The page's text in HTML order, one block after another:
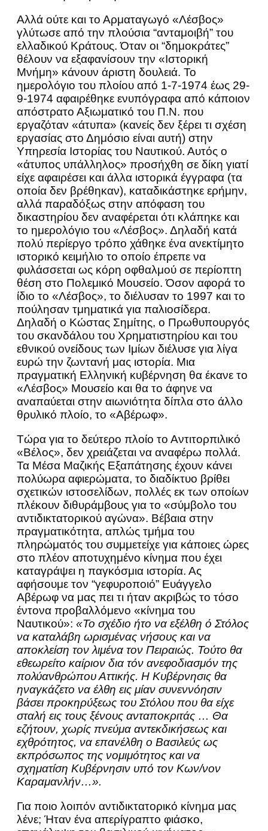
Αλλά ούτε και το Αρματαγωγό «Λέσβος»
γλύτωσε από την πλούσια “ανταμοιβή” του
ελλαδικού Κράτους. Όταν οι “δημοκράτες”
θέλουν να εξαφανίσουν την «Ιστορική
Μνήμη» κάνουν άριστη δουλειά. Το
ημερολόγιο του πλοίου από 1-7-1974 έως 29-
9-1974 αφαιρέθηκε ενυπόγραφα από κάποιον
απόστρατο Αξιωματικό του Π.Ν. που
εργαζόταν «άτυπα» (κανείς δεν ξέρει τι σχέση
εργασίας στο Δημόσιο είναι αυτή) στην
Υπηρεσία Ιστορίας του Ναυτικού. Αυτός ο
«άτυπος υπάλληλος» προσήχθη σε δίκη γιατί
είχε αφαιρέσει και άλλα ιστορικά έγγραφα (τα
οποία δεν βρέθηκαν), καταδικάστηκε ερήμην,
αλλά παραδόξως στην απόφαση του
δικαστηρίου δεν αναφέρεται ότι κλάπηκε και
το ημερολόγιο του «Λέσβος». Δηλαδή κατά
πολύ περίεργο τρόπο χάθηκε ένα ανεκτίμητο
ιστορικό κειμήλιο το οποίο έπρεπε να
φυλάσσεται ως κόρη οφθαλμού σε περίοπτη
θέση στο Πολεμικό Μουσείο. Όσον αφορά το
ίδιο το «Λέσβος», το διέλυσαν το 1997 και το
πούλησαν τμηματικά για παλιοσίδερα.
Δηλαδή ο Κώστας Σημίτης, ο Πρωθυπουργός
του σκανδάλου του Χρηματιστηρίου και του
εθνικού ονείδους των Ιμίων διέλυσε για λίγα
ευρώ την ζωντανή μας ιστορία. Μια
πραγματική Ελληνική κυβέρνηση θα έκανε το
«Λέσβος» Μουσείο και θα το άφηνε να
αναπαύεται στην αιωνιότητα δίπλα στο άλλο
θρυλικό πλοίο, το «Αβέρωφ».
Τώρα για το δεύτερο πλοίο το Αντιτορπιλικό
«Βέλος», δεν χρειάζεται να αναφέρω πολλά.
Τα Μέσα Μαζικής Εξαπάτησης έχουν κάνει
πολύωρα αφιερώματα, το διαδίκτυο βρίθει
σχετικών ιστοσελίδων, πολλές εκ των οποίων
πλέκουν διθυράμβους για το «σύμβολο του
αντιδικτατορικού αγώνα». Βέβαια στην
πραγματικότητα, απλώς τμήμα του
πληρώματός του συμμετείχε για κάποιες ώρες
στο πλέον αποτυχημένο κίνημα που έχει
καταγράψει η παγκόσμια ιστορία. Ας
αφήσουμε τον “γεφυροποιό” Ευάγγελο
Αβέρωφ να μας πει τι ήταν ακριβώς το τόσο
έντονα προβαλλόμενο «κίνημα του
Ναυτικού»: «Το σχέδιο ήτο να εξέλθη ό Στόλος
να καταλάβη ωρισμένας νήσους και να
αποκλείση τον λιμένα τον Πειραιώς. Τούτο θα
εθεωρείτο καίριον δια τόν ανεφοδιασμόν της
πολύανθρώπου Αττικής. Η Κυβέρνησις θα
ηναγκάζετο να έλθη εις μίαν συνεννόησιν
βάσει προκηρύξεως του Στόλου που θα είχε
σταλή εις τους ξένους ανταποκριτάς … Θα
εζήτουν, χωρίς πνεύμα αντεκδικήσεως και
εχθρότητος, να επανέλθη ο Βασιλεύς ως
εκπρόσωπος της νομιμότητος και να
σχηματίση Κυβέρνησιν υπό τον Κων/νον
Καραμανλήν…».
Για ποιο λοιπόν αντιδικτατορικό κίνημα μας
λένε; Ήταν ένα απερίγραπτο φιάσκο,